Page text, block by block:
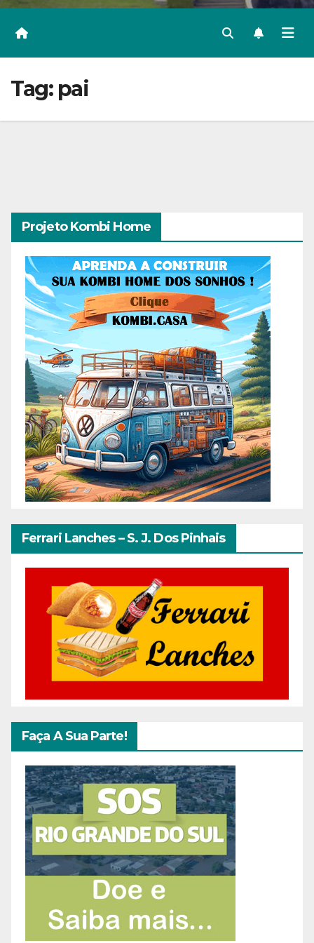
Tag: pai
Projeto Kombi Home
Ferrari Lanches – S. J. Dos Pinhais
Faça A Sua Parte!